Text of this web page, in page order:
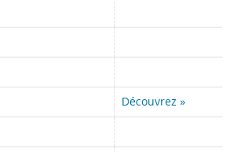
Découvrez »